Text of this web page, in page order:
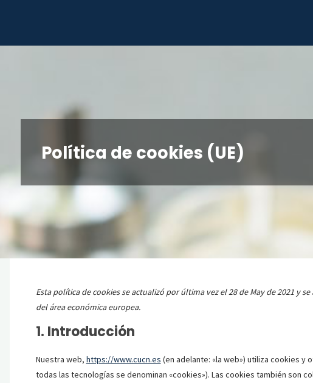
content
Política de cookies (UE)
Esta política de cookies se actualizó por última vez el 28 de May de 2021 y
del área económica europea.
1. Introducción
Nuestra web, https://www.cucn.es (en adelante: «la web») utiliza cookies y
todas las tecnologías se denominan «cookies»). Las cookies también son